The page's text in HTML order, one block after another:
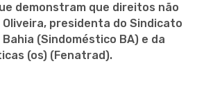
demonstram que direitos não
Oliveira, presidenta do Sindicato
(Sindoméstico BA) e da
(os) (Fenatrad).